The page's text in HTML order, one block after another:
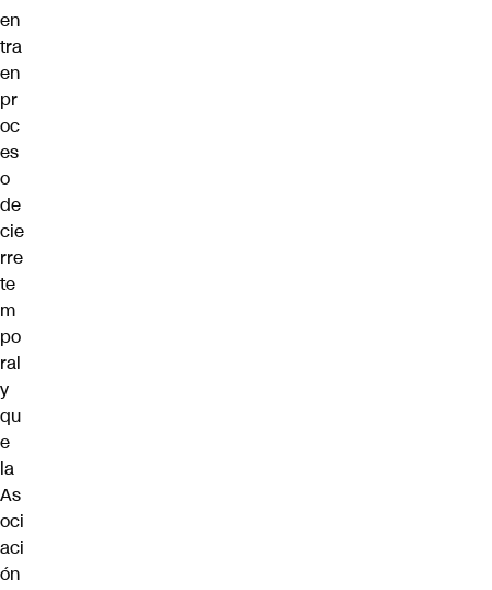
en
tra
en
pr
oc
es
o
de
cie
rre
te
m
po
ral
y
qu
e
la
As
oci
aci
ón